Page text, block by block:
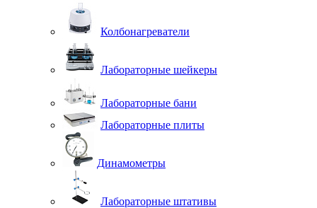
Колбонагреватели
Лабораторные шейкеры
Лабораторные бани
Лабораторные плиты
Динамометры
Лабораторные штативы